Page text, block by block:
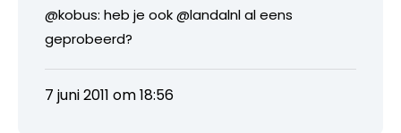
@kobus: heb je ook @landalnl al eens
geprobeerd?
7 juni 2011 om 18:56